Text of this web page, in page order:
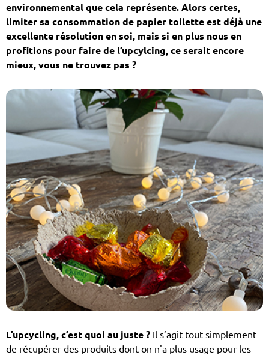
environnemental que cela représente. Alors certes,
limiter sa consommation de papier toilette est déjà une
excellente résolution en soi, mais si en plus nous en
profitions pour faire de l’upcylcing, ce serait encore
mieux, vous ne trouvez pas ?
L’upcycling, c’est quoi au juste ? Il s’agit tout simplement
de récupérer des produits dont on n'a plus usage pour les